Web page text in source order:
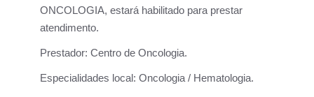
ONCOLOGIA, estará habilitado para prestar
atendimento.
Prestador: Centro de Oncologia.
Especialidades local: Oncologia / Hematologia.